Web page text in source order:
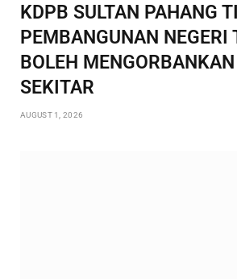
KDPB SULTAN PAHANG
PEMBANGUNAN NEGERI
BOLEH
SEKITAR
AUGUST 1, 2026